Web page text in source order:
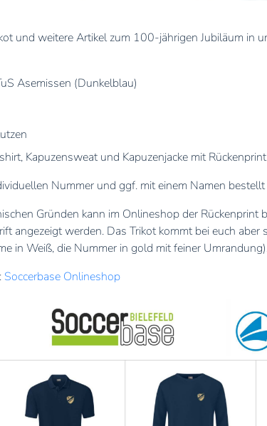
und weitere Artikel zum 100-jährigen Jubiläum in
Asemissen (Dunkelblau)
Kapuzensweat und Kapuzenjacke mit Rückenprint
Nummer und ggf. mit einem Namen
Gründen kann im Onlineshop der Rückenprint
angezeigt werden. Das Trikot kommt bei euch aber
in Weiß, die Nummer in gold mit feiner
Soccerbase Onlineshop